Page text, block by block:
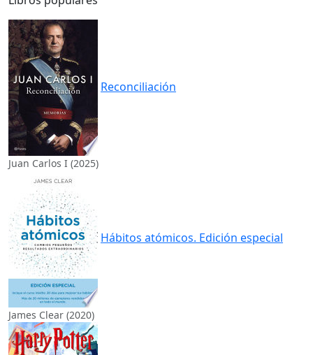
Reconciliación
Juan Carlos I (2025)
Hábitos atómicos. Edición especial
James Clear (2020)